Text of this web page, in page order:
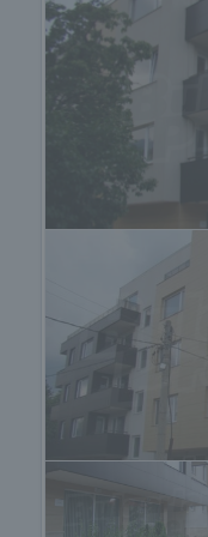
връзки до
предпочитано
поради
приятна
комуникация с
близост са
булевардите
Пушкин”,
за разходка и